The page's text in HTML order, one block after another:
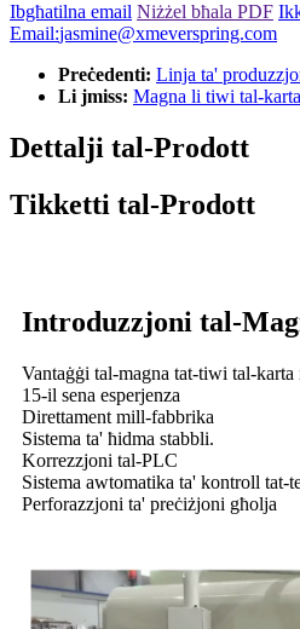
Ibgħatilna email Niżżel bħala PDF
Email:jasmine@xmeverspring.com
Preċedenti: Linja ta'
Li jmiss: Magna li tiwi tal-
Dettalji tal-Prodott
Tikketti tal-Prodott
Introduzzjoni tal-
Vantaġġi tal-magna tat-tiwi tal-
15-il sena esperjenza
Direttament mill-fabbrika
Sistema ta' ħidma stabbli.
Korrezzjoni tal-PLC
Sistema awtomatika ta' kontroll tat-
Perforazzjoni ta' preċiżjoni għolja